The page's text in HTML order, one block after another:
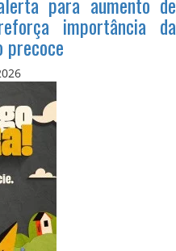
importância da
precoce